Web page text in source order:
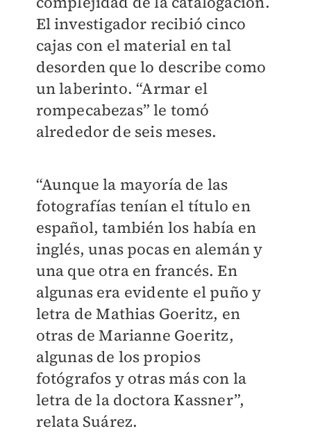
El investigador recibió cinco
cajas con el material en tal
desorden que lo describe como
un laberinto. “Armar el
rompecabezas” le tomó
alrededor de seis meses.
“Aunque la mayoría de las
fotografías tenían el título en
español, también los había en
inglés, unas pocas en alemán y
una que otra en francés. En
algunas era evidente el puño y
letra de Mathias Goeritz, en
otras de Marianne Goeritz,
algunas de los propios
fotógrafos y otras más con la
letra de la doctora Kassner”,
relata Suárez.